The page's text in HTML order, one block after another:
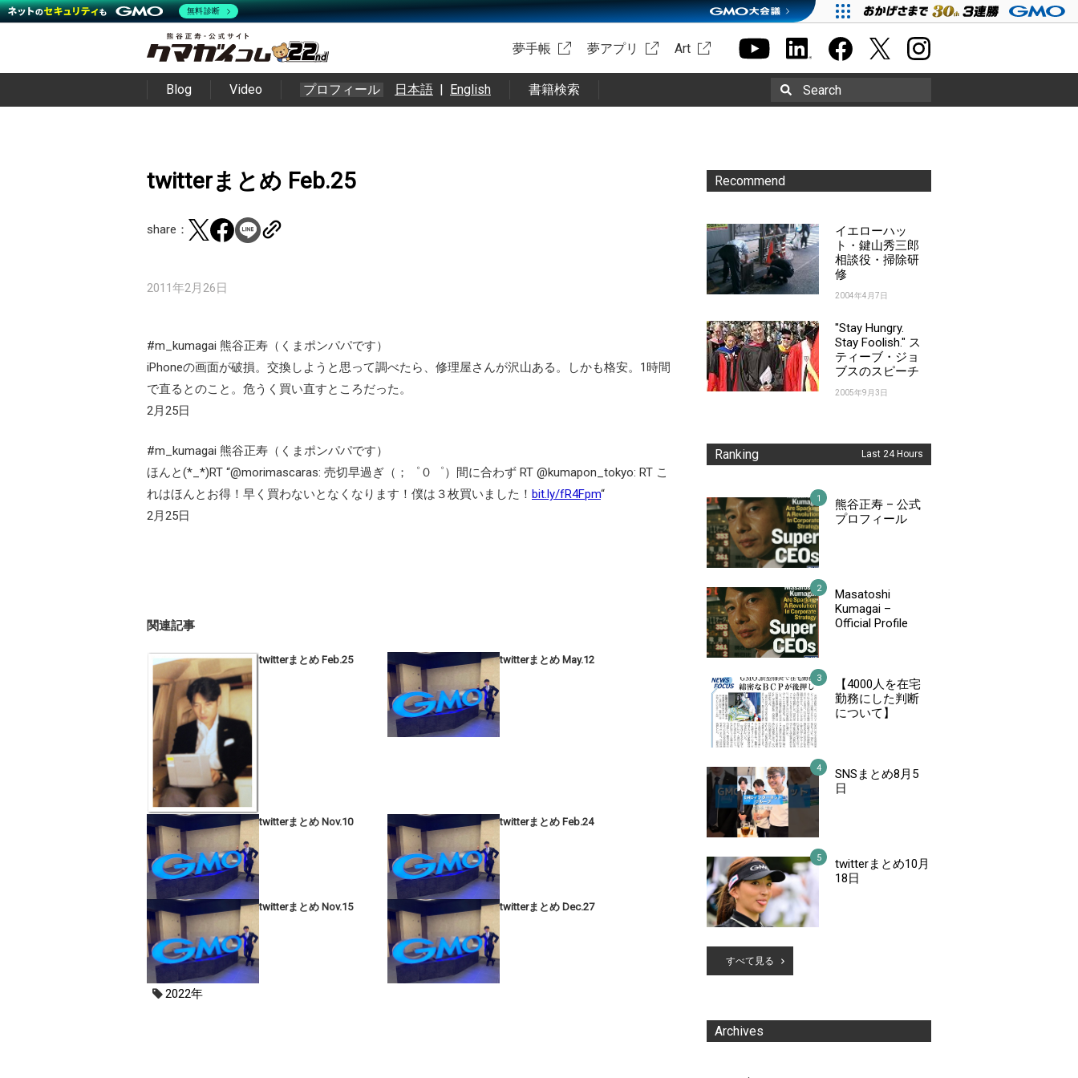
夢手帳 夢アプリ Art
Blog Video プロフィール 日本語 | English 書籍検索 Search
twitterまとめ Feb.25
share：
2011年2月26日
#m_kumagai 熊谷正寿（くまポンパパです）
iPhoneの画面が破損。交換しようと思って調べたら、修理屋さんが沢山ある。しかも格安。1時間
で直るとのこと。危うく買い直すところだった。
2月25日
#m_kumagai 熊谷正寿（くまポンパパです）
ほんと(*_*)RT “@morimascaras: 売切早過ぎ（；゜０゜）間に合わず RT @kumapon_tokyo: RT こ
れはほんとお得！早く買わないとなくなります！僕は３枚買いました！ bit.ly/fR4Fpm“
2月25日
関連記事
twitterまとめ Feb.25 twitterまとめ May.12
twitterまとめ Nov.10 twitterまとめ Feb.24
twitterまとめ Nov.15 twitterまとめ Dec.27
2022年
Recommend
イエローハッ
ト・鍵山秀三郎
相談役・掃除研
修
2004年4月7日
"Stay Hungry.
Stay Foolish." ス
ティーブ・ジョ
ブスのスピーチ
2005年9月3日
Ranking Last 24 Hours
熊谷正寿 – 公式
プロフィール
Masatoshi
Kumagai –
Official Profile
【4000人を在宅
勤務にした判断
について】
SNSまとめ8月5
日
twitterまとめ10月
18日
すべて見る
Archives
無料診断